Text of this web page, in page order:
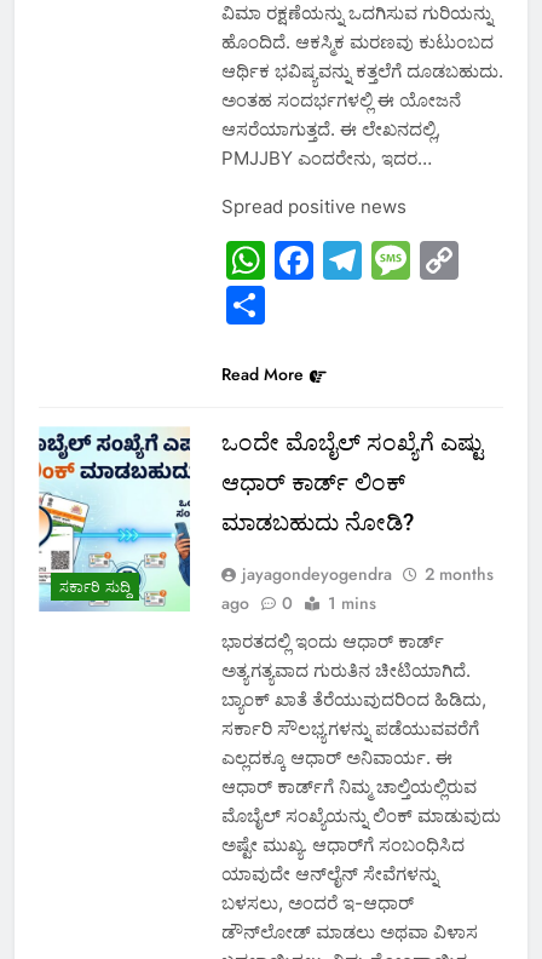
ವಿಮಾ ರಕ್ಷಣೆಯನ್ನು ಒದಗಿಸುವ ಗುರಿಯನ್ನು
ಹೊಂದಿದೆ. ಆಕಸ್ಮಿಕ ಮರಣವು ಕುಟುಂಬದ
ಆರ್ಥಿಕ ಭವಿಷ್ಯವನ್ನು ಕತ್ತಲೆಗೆ ದೂಡಬಹುದು.
ಅಂತಹ ಸಂದರ್ಭಗಳಲ್ಲಿ ಈ ಯೋಜನೆ
ಆಸರೆಯಾಗುತ್ತದೆ. ಈ ಲೇಖನದಲ್ಲಿ,
PMJJBY ಎಂದರೇನು, ಇದರ…
Spread positive news
WhatsApp
Facebook
Telegram
Share
Read More
ಸರ್ಕಾರಿ ಸುದ್ದಿ
ಒಂದೇ ಮೊಬೈಲ್ ಸಂಖ್ಯೆಗೆ ಎಷ್ಟು
ಆಧಾರ್ ಕಾರ್ಡ್ ಲಿಂಕ್
ಮಾಡಬಹುದು ನೋಡಿ?
jayagondeyogendra
2 months
ago
0 1 mins
ಭಾರತದಲ್ಲಿ ಇಂದು ಆಧಾರ್ ಕಾರ್ಡ್
ಅತ್ಯಗತ್ಯವಾದ ಗುರುತಿನ ಚೀಟಿಯಾಗಿದೆ.
ಬ್ಯಾಂಕ್ ಖಾತೆ ತೆರೆಯುವುದರಿಂದ ಹಿಡಿದು,
ಸರ್ಕಾರಿ ಸೌಲಭ್ಯಗಳನ್ನು ಪಡೆಯುವವರೆಗೆ
ಎಲ್ಲದಕ್ಕೂ ಆಧಾರ್ ಅನಿವಾರ್ಯ. ಈ
ಆಧಾರ್ ಕಾರ್ಡ್‌ಗೆ ನಿಮ್ಮ ಚಾಲ್ತಿಯಲ್ಲಿರುವ
ಮೊಬೈಲ್ ಸಂಖ್ಯೆಯನ್ನು ಲಿಂಕ್ ಮಾಡುವುದು
ಅಷ್ಟೇ ಮುಖ್ಯ. ಆಧಾರ್‌ಗೆ ಸಂಬಂಧಿಸಿದ
ಯಾವುದೇ ಆನ್‌ಲೈನ್ ಸೇವೆಗಳನ್ನು
ಬಳಸಲು, ಅಂದರೆ ಇ-ಆಧಾರ್
ಡೌನ್‌ಲೋಡ್ ಮಾಡಲು ಅಥವಾ ವಿಳಾಸ